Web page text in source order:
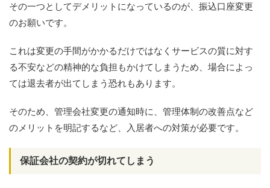
その一つとしてデメリットになっているのが、振込口座変更
のお願いです。
これは変更の手間がかかるだけではなくサービスの質に対す
る不安などの精神的な負担もかけてしまうため、場合によっ
ては退去者が出てしまう恐れもあります。
そのため、管理会社変更の通知時に、管理体制の改善点など
のメリットを明記するなど、入居者への対策が必要です。
保証会社の契約が切れてしまう